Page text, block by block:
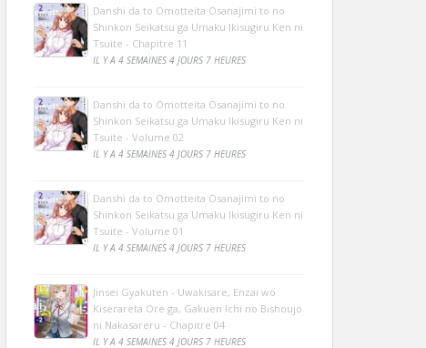
Danshi da to Omotteita Osanajimi to no
Shinkon Seikatsu ga Umaku Ikisugiru Ken ni
Tsuite - Chapitre 11
IL Y A 4 SEMAINES 4 JOURS 7 HEURES
Danshi da to Omotteita Osanajimi to no
Shinkon Seikatsu ga Umaku Ikisugiru Ken ni
Tsuite - Volume 02
IL Y A 4 SEMAINES 4 JOURS 7 HEURES
Danshi da to Omotteita Osanajimi to no
Shinkon Seikatsu ga Umaku Ikisugiru Ken ni
Tsuite - Volume 01
IL Y A 4 SEMAINES 4 JOURS 7 HEURES
Jinsei Gyakuten - Uwakisare, Enzai wo
Kiserareta Ore ga, Gakuen Ichi no Bishoujo
ni Nakasareru - Chapitre 04
IL Y A 4 SEMAINES 4 JOURS 7 HEURES